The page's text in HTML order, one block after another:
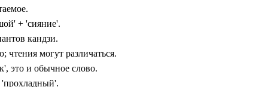
+ 'сияние'.
кандзи.
могут различаться.
это и обычное слово.
'прохладный'.